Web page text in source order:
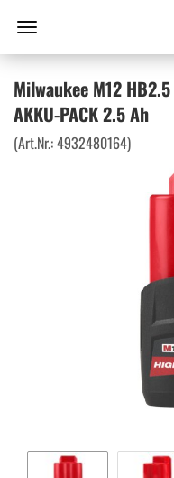
Milwaukee M12
AKKU-PACK 2.5 Ah
(Art.Nr.:4932480164)